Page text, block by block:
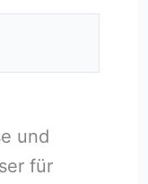
und
für